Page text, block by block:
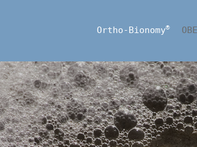
Ortho-Bionomy®